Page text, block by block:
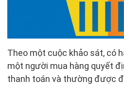
Theo một cuộc khảo sát, có
một người mua hàng quyết
thanh toán và thường được